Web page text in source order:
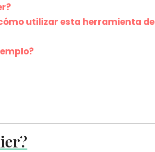
utilizar esta herramienta de